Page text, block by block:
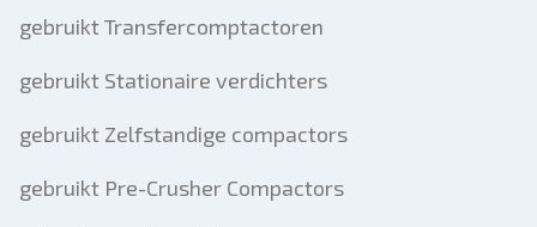
gebruikt Transfercomptactoren
gebruikt Stationaire verdichters
gebruikt Zelfstandige compactors
gebruikt Pre-Crusher Compactors